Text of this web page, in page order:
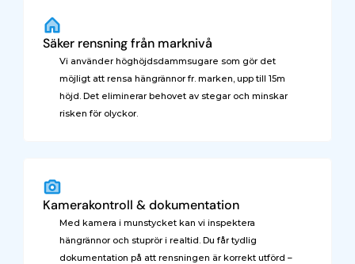
Säker rensning från marknivå
Vi använder höghöjdsdammsugare som gör det
möjligt att rensa hängrännor fr. marken, upp till 15m
höjd. Det eliminerar behovet av stegar och minskar
risken för olyckor.
Kamerakontroll & dokumentation
Med kamera i munstycket kan vi inspektera
hängrännor och stuprör i realtid. Du får tydlig
dokumentation på att rensningen är korrekt utförd –